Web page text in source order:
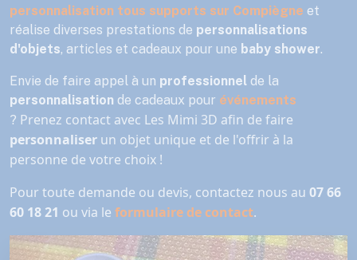
personnalisation tous supports sur Compiègne et
réalise diverses prestations de personnalisations
d'objets, articles et cadeaux pour une baby shower.
Envie de faire appel à un professionnel de la
personnalisation de cadeaux pour événements
? Prenez contact avec Les Mimi 3D afin de faire
personnaliser un objet unique et de l'offrir à la
personne de votre choix !
Pour toute demande ou devis, contactez nous au 07 66
60 18 21 ou via le formulaire de contact.